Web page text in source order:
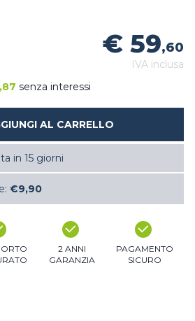
€ 59,60
IVA inclusa
senza interessi
AL CARRELLO
in 15 giorni
€9,90
2 ANNI
GARANZIA
PAGAMENTO
SICURO